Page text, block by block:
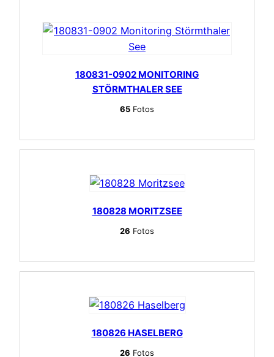
180831-0902 MONITORING
STÖRMTHALER SEE
65 Fotos
180828 MORITZSEE
26 Fotos
180826 HASELBERG
26 Fotos